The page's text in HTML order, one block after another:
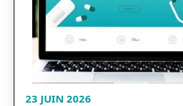
23 JUIN 2026